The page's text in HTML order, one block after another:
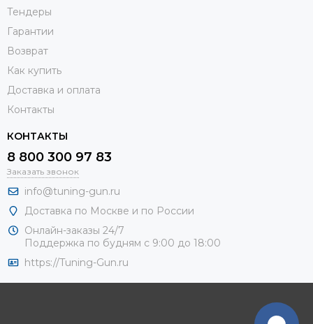
Тендеры
Гарантии
Возврат
Как купить
Доставка и оплата
Контакты
КОНТАКТЫ
8 800 300 97 83
Заказать звонок
info@tuning-gun.ru
Доставка по Москве и по России
Онлайн-заказы 24/7
Поддержка по будням с 9:00 до 18:00
https://Tuning-Gun.ru